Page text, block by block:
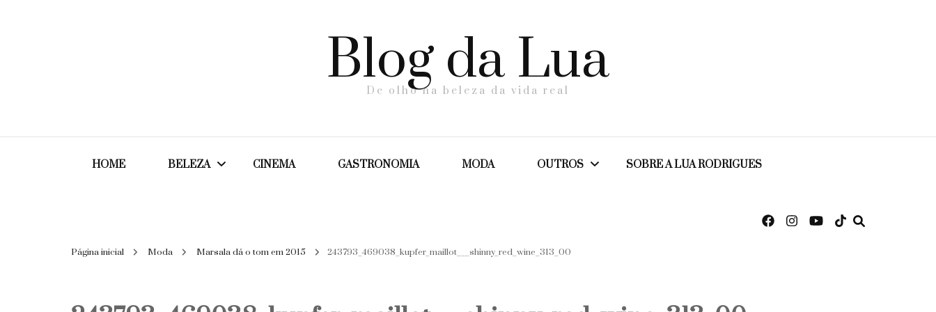
Blog da Lua
De olho na beleza da vida real
HOME BELEZA CINEMA GASTRONOMIA MODA OUTROS
Maternidade
SOBRE A LUA RODRIGUES
Página inicial Moda Marsala dá o tom em 2015 243793_469038_kupfer_maillot___shinny_red_wine_313_00